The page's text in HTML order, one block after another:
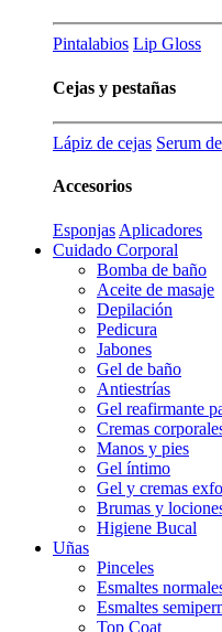
Pintalabios Lip Gloss
Cejas y pestañas
Lápiz de cejas Serum
Accesorios
Esponjas Aplicadores
Cuidado Corporal
Bomba de baño
Aceite de masaje
Depilación
Pedicura
Jabones
Gel de baño
Antiestrías
Gel reafirmante
Cremas
Manos y pies
Gel íntimo
Gel y cremas
Brumas y
Higiene Bucal
Uñas
Pinceles
Esmaltes
Esmaltes
Top Coat